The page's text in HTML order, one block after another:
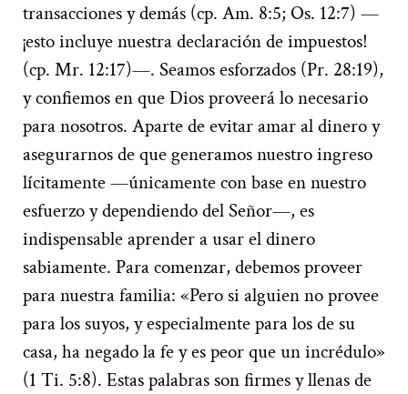
transacciones y demás (cp. Am. 8:5; Os. 12:7) —
¡esto incluye nuestra declaración de impuestos!
(cp. Mr. 12:17)—. Seamos esforzados (Pr. 28:19),
y confiemos en que Dios proveerá lo necesario
para nosotros. Aparte de evitar amar al dinero y
asegurarnos de que generamos nuestro ingreso
lícitamente —únicamente con base en nuestro
esfuerzo y dependiendo del Señor—, es
indispensable aprender a usar el dinero
sabiamente. Para comenzar, debemos proveer
para nuestra familia: «Pero si alguien no provee
para los suyos, y especialmente para los de su
casa, ha negado la fe y es peor que un incrédulo»
(1 Ti. 5:8). Estas palabras son firmes y llenas de